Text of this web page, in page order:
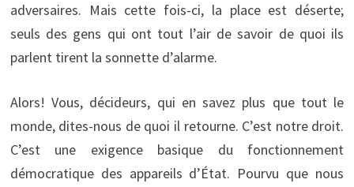
adversaires. Mais cette fois-ci, la place est déserte;
seuls des gens qui ont tout l’air de savoir de quoi ils
parlent tirent la sonnette d’alarme.
Alors! Vous, décideurs, qui en savez plus que tout le
monde, dites-nous de quoi il retourne. C’est notre droit.
C’est une exigence basique du fonctionnement
démocratique des appareils d’État. Pourvu que nous